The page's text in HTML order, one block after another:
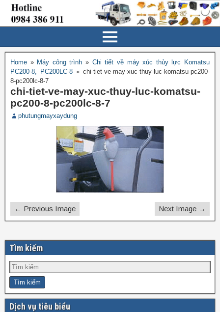
Home » Máy công trình » Chi tiết về máy xúc thủy lực Komatsu
PC200-8, PC200LC-8 » chi-tiet-ve-may-xuc-thuy-luc-komatsu-pc200-
8-pc200lc-8-7
chi-tiet-ve-may-xuc-thuy-luc-komatsu-
pc200-8-pc200lc-8-7
phutungmayxaydung
← Previous Image Next Image →
Tìm kiếm
Dịch vụ tiêu biểu